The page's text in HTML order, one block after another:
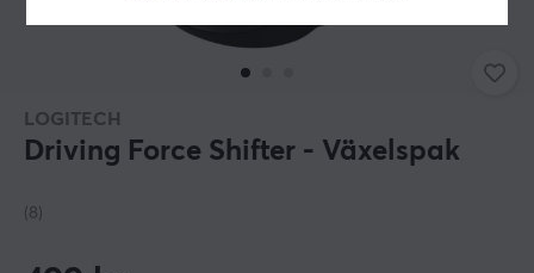
LOGITECH
Driving Force Shifter - Växelspak
(8)